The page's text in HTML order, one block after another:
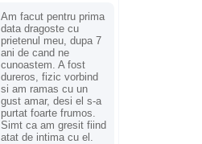
Am facut pentru prima
data dragoste cu
prietenul meu, dupa 7
ani de cand ne
cunoastem. A fost
dureros, fizic vorbind
si am ramas cu un
gust amar, desi el s-a
purtat foarte frumos.
Simt ca am gresit fiind
atat de intima cu el.